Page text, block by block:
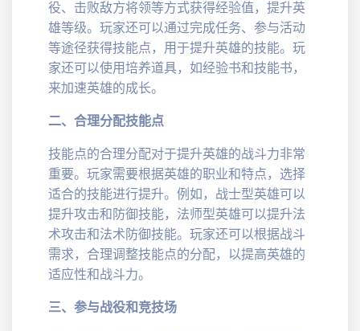
役、击败敌方将领等方式获得经验值，提升英
雄等级。玩家还可以通过完成任务、参与活动
等途径获得技能点，用于提升英雄的技能。玩
家还可以使用培养道具，如经验书和技能书，
来加速英雄的成长。
二、合理分配技能点
技能点的合理分配对于提升英雄的战斗力非常
重要。玩家需要根据英雄的职业和特点，选择
适合的技能进行提升。例如，战士型英雄可以
提升攻击和防御技能，法师型英雄可以提升法
术攻击和法术防御技能。玩家还可以根据战斗
需求，合理调整技能点的分配，以提高英雄的
适应性和战斗力。
三、参与战役和竞技场